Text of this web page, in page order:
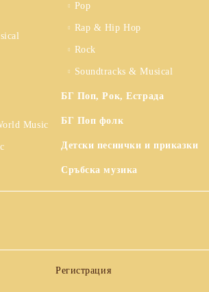
Music
Pop
Rap & Hip Hop
Rock
Soundtracks & Musical
БГ Поп, Рок, Естрада
БГ Поп фолк
Детски песнички и приказки
Сръбска музика
Регистрация